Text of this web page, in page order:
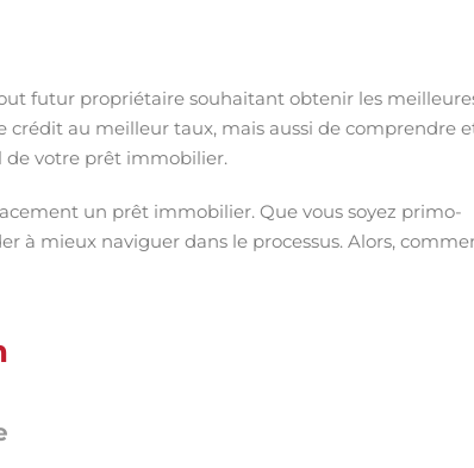
futur propriétaire souhaitant obtenir les
crédit au meilleur taux, mais aussi de comprendre
de votre prêt immobilier.
un prêt immobilier. Que vous soyez primo-
à mieux naviguer dans le processus. Alors,